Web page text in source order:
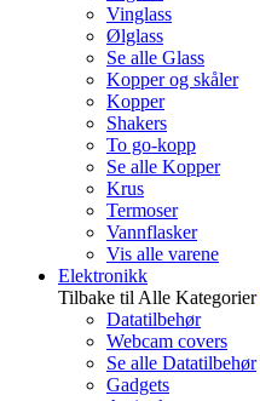
Vinglass
Ølglass
Se alle Glass
Kopper og skåler
Kopper
Shakers
To go-kopp
Se alle Kopper
Krus
Termoser
Vannflasker
Vis alle varene
Elektronikk
Tilbake til Alle Kategorier
Datatilbehør
Webcam covers
Se alle Datatilbehør
Gadgets